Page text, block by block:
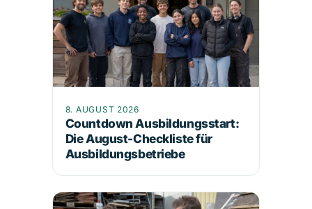
8. AUGUST 2026
Countdown Ausbildungsstart:
Die August-Checkliste für
Ausbildungsbetriebe